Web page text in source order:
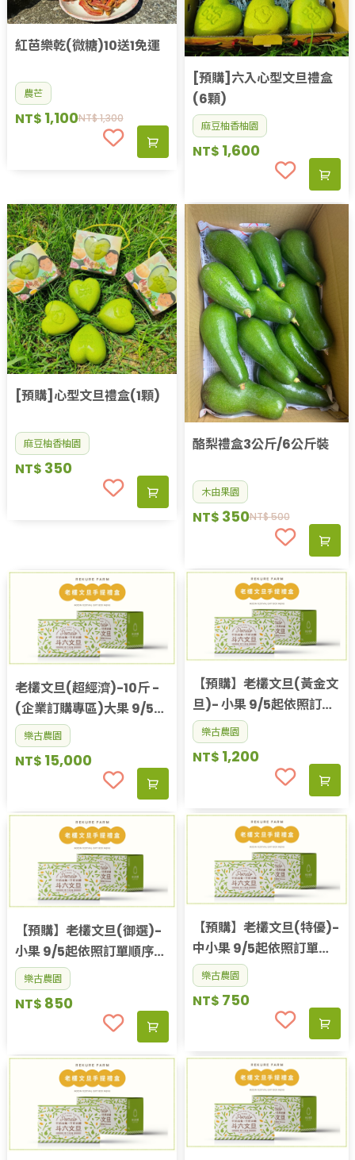
紅芭樂乾(微糖)10送1免運
農芒
NT$1,300
NT$ 1,100
[預購]六入心型文旦禮盒
(6顆)
麻豆柚香柚園
NT$ 1,600
[預購]心型文旦禮盒(1顆)
麻豆柚香柚園
NT$ 350
酪梨禮盒3公斤/6公斤裝
木由果園
NT$500
NT$ 350
老欉文旦(超經濟)-10斤 -
(企業訂購專區)大果 9/5起
依照訂單順序出貨
樂古農園
NT$ 15,000
【預購】老欉文旦(黃金文
旦)- 小果 9/5起依照訂單
順序出貨
樂古農園
NT$ 1,200
【預購】老欉文旦(御選)-
小果 9/5起依照訂單順序出
貨樂古農園
NT$ 850
【預購】老欉文旦(特優)-
中小果 9/5起依照訂單順
序出貨
樂古農園
NT$ 750